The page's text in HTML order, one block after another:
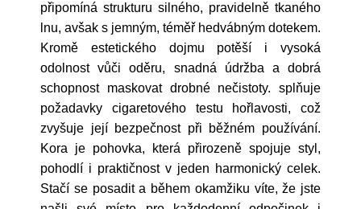
připomíná strukturu silného, pravidelně tkaného
lnu, avšak s jemným, téměř hedvábným dotekem.
Kromě estetického dojmu potěší i vysoká
odolnost vůči oděru, snadná údržba a dobrá
schopnost maskovat drobné nečistoty. splňuje
požadavky cigaretového testu hořlavosti, což
zvyšuje její bezpečnost při běžném používání.
Kora je pohovka, která přirozeně spojuje styl,
pohodlí i praktičnost v jeden harmonický celek.
Stačí se posadit a během okamžiku víte, že jste